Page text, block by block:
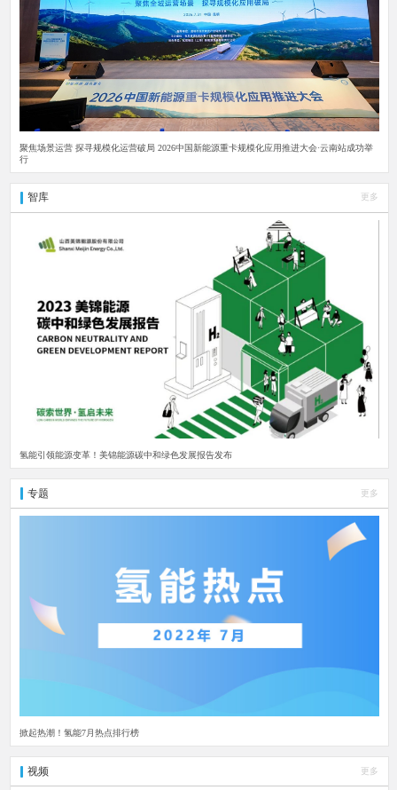
聚焦场景运营 探寻规模化运营破局 2026中国新能源重卡规模化应用推进大会·云南站成功举
行
智库 更多
氢能引领能源变革！美锦能源碳中和绿色发展报告发布
专题 更多
掀起热潮！氢能7月热点排行榜
视频 更多